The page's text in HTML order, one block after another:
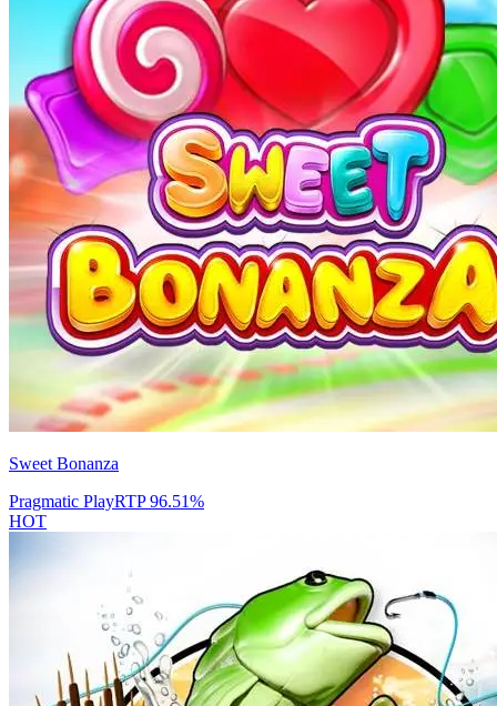
Sweet Bonanza
Pragmatic PlayRTP96.51%
HOT